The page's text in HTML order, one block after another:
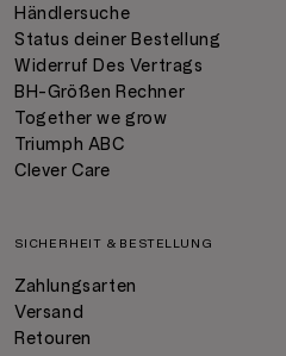
Händlersuche
Status deiner Bestellung
Widerruf Des Vertrags
BH-Größen Rechner
Together we grow
Triumph ABC
Clever Care
SICHERHEIT & BESTELLUNG
Zahlungsarten
Versand
Retouren